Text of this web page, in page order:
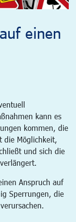
einen
kann es
kommen, die
die Möglichkeit,
und sich die
Anspruch auf
Sperrungen, die